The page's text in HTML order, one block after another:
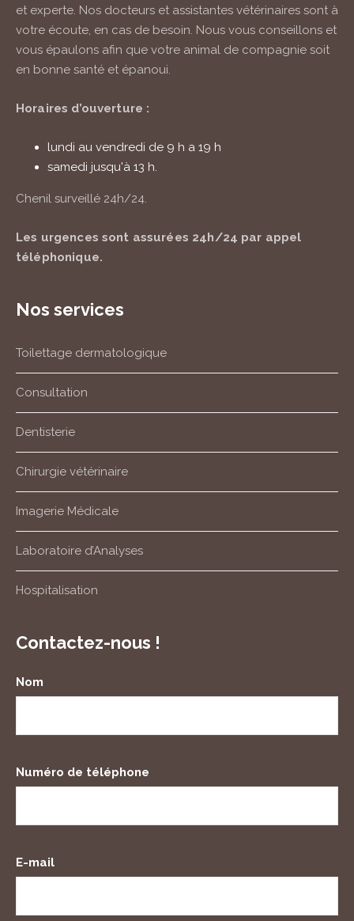
et experte. Nos docteurs et assistantes vétérinaires sont à
votre écoute, en cas de besoin. Nous vous conseillons et
vous épaulons afin que votre animal de compagnie soit
en bonne santé et épanoui.
Horaires d’ouverture :
lundi au vendredi de 9 h a 19 h
samedi jusqu'à 13 h.
Chenil surveillé 24h/24.
Les urgences sont assurées 24h/24 par appel
téléphonique.
Nos services
Toilettage dermatologique
Consultation
Dentisterie
Chirurgie vétérinaire
Imagerie Médicale
Laboratoire d’Analyses
Hospitalisation
Contactez-nous !
Nom
Numéro de téléphone
E-mail